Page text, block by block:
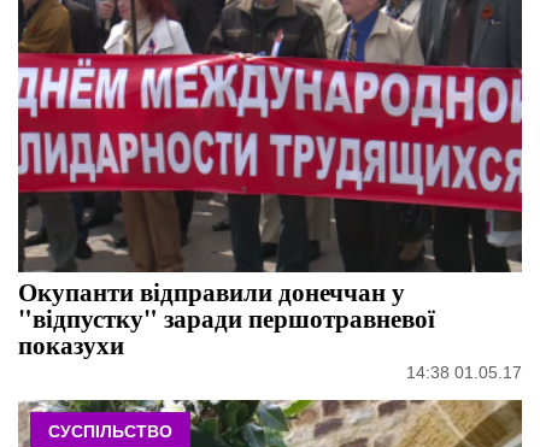
Окупанти відправили донеччан у
"відпустку" заради першотравневої
показухи
14:38 01.05.17
СУСПІЛЬСТВО